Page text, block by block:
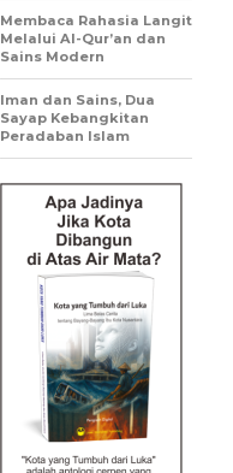
Membaca Rahasia Langit
Melalui Al-Qur’an dan
Sains Modern
Iman dan Sains, Dua
Sayap Kebangkitan
Peradaban Islam